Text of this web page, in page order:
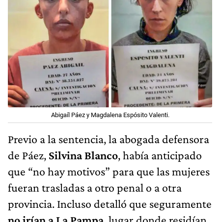
Abigaíl Páez y Magdalena Espósito Valenti.
Previo a la sentencia, la abogada defensora
de Páez, Silvina Blanco, había anticipado
que “no hay motivos” para que las mujeres
fueran trasladas a otro penal o a otra
provincia. Incluso detalló que seguramente